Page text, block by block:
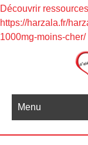
Découvrir ressources
https://harzala.fr/
1000mg-moins-cher/
Menu